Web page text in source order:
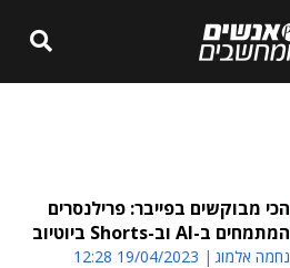
הכי מבוקשים בפייבר: פרילנסרים
המתמחים ב-AI וב-Shorts ביוטיוב
נחמה אלמוג 19/04/2023 12:28